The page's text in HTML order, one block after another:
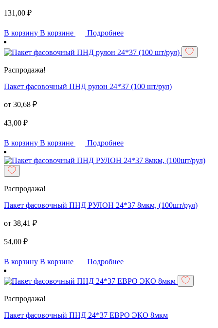
131,00 ₽
В корзину В корзине Подробнее
Распродажа!
Пакет фасовочный ПНД рулон 24*37 (100 шт/рул)
от 30,68 ₽
43,00 ₽
В корзину В корзине Подробнее
Распродажа!
Пакет фасовочный ПНД РУЛОН 24*37 8мкм, (100шт/рул)
от 38,41 ₽
54,00 ₽
В корзину В корзине Подробнее
Распродажа!
Пакет фасовочный ПНД 24*37 ЕВРО ЭКО 8мкм